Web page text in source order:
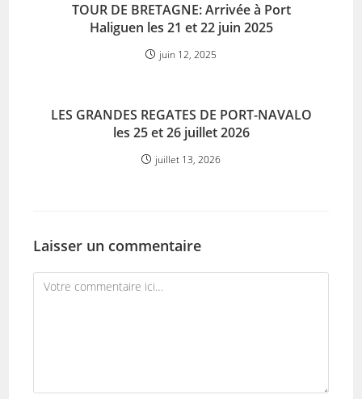
TOUR DE BRETAGNE: Arrivée à Port
Haliguen les 21 et 22 juin 2025
juin 12, 2025
LES GRANDES REGATES DE PORT-NAVALO
les 25 et 26 juillet 2026
juillet 13, 2026
Laisser un commentaire